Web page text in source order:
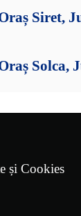
Siret,
Solca,
și Cookies